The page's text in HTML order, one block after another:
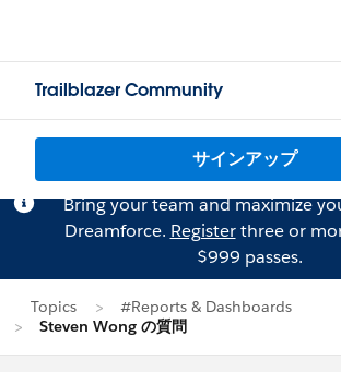
Trailblazer Community
サインアップ
Bring your team and maximize
Dreamforce. Registerthree or
$999 passes.
Topics
#Reports & Dashboards
Steven Wong の質問